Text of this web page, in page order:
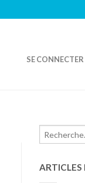
SE CONNECTER
ARTICLES